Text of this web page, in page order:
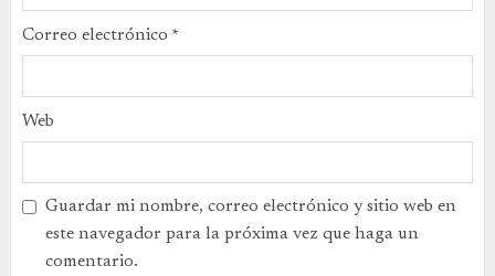
Correo electrónico *
Web
Guardar mi nombre, correo electrónico y sitio web en
este navegador para la próxima vez que haga un
comentario.